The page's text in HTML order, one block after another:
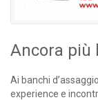
Ancora più
Ai banchi
experience e